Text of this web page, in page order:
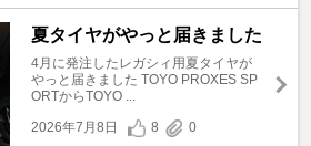
夏タイヤがやっと届きました
4月に発注したレガシィ用夏タイヤが
やっと届きました TOYO PROXES SP
ORTからTOYO ...
2026年7月8日
8 0